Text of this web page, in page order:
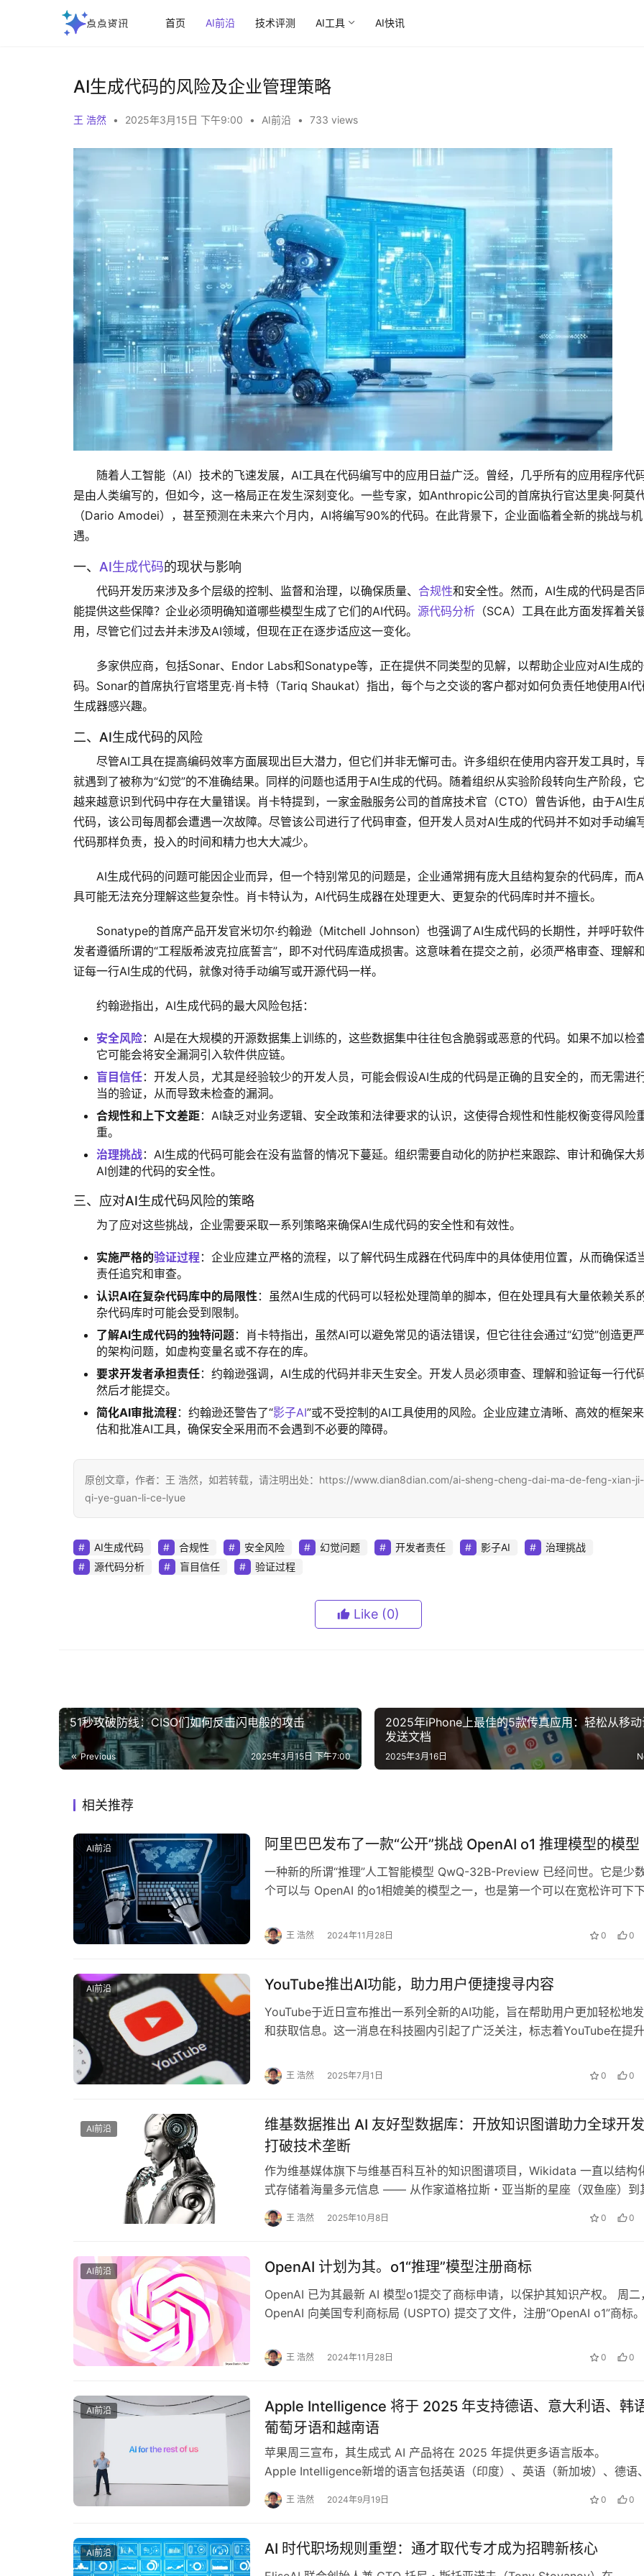
首页 AI前沿 技术评测 AI工具 AI快讯
AI生成代码的风险及企业管理策略
王 浩然 • 2025年3月15日 下午9:00 • AI前沿 • 733 views
随着人工智能（AI）技术的飞速发展，AI工具在代码编写中的应用日益广泛。曾经，几乎所有的应用程序代
是由人类编写的，但如今，这一格局正在发生深刻变化。一些专家，如Anthropic公司的首席执行官达里奥·阿莫
（Dario Amodei），甚至预测在未来六个月内，AI将编写90%的代码。在此背景下，企业面临着全新的挑战与机
遇。
一、 AI生成代码的现状与影响
代码开发历来涉及多个层级的控制、监督和治理，以确保质量、 合规性和安全性。然而，AI生成的代码是否
能提供这些保障？企业必须明确知道哪些模型生成了它们的AI代码。 源代码分析 （SCA）工具在此方面发挥着关
用，尽管它们过去并未涉及AI领域，但现在正在逐步适应这一变化。
多家供应商，包括Sonar、Endor Labs和Sonatype等，正在提供不同类型的见解，以帮助企业应对AI生成
码。Sonar的首席执行官塔里克·肖卡特（Tariq Shaukat）指出，每个与之交谈的客户都对如何负责任地使用AI代
生成器感兴趣。
二、AI生成代码的风险
尽管AI工具在提高编码效率方面展现出巨大潜力，但它们并非无懈可击。许多组织在使用内容开发工具时，
就遇到了被称为“幻觉”的不准确结果。同样的问题也适用于AI生成的代码。随着组织从实验阶段转向生产阶段，
越来越意识到代码中存在大量错误。肖卡特提到，一家金融服务公司的首席技术官（CTO）曾告诉他，由于AI生
代码，该公司每周都会遭遇一次故障。尽管该公司进行了代码审查，但开发人员对AI生成的代码并不如对手动编
代码那样负责，投入的时间和精力也大大减少。
AI生成代码的问题可能因企业而异，但一个特别常见的问题是，企业通常拥有庞大且结构复杂的代码库，而
具可能无法充分理解这些复杂性。肖卡特认为，AI代码生成器在处理更大、更复杂的代码库时并不擅长。
Sonatype的首席产品开发官米切尔·约翰逊（Mitchell Johnson）也强调了AI生成代码的长期性，并呼吁软
发者遵循所谓的“工程版希波克拉底誓言”，即不对代码库造成损害。这意味着在提交之前，必须严格审查、理解
证每一行AI生成的代码，就像对待手动编写或开源代码一样。
约翰逊指出，AI生成代码的最大风险包括：
安全风险：AI是在大规模的开源数据集上训练的，这些数据集中往往包含脆弱或恶意的代码。如果不加以检查
它可能会将安全漏洞引入软件供应链。
盲目信任：开发人员，尤其是经验较少的开发人员，可能会假设AI生成的代码是正确的且安全的，而无需进
当的验证，从而导致未检查的漏洞。
合规性和上下文差距：AI缺乏对业务逻辑、安全政策和法律要求的认识，这使得合规性和性能权衡变得风险
重。
治理挑战：AI生成的代码可能会在没有监督的情况下蔓延。组织需要自动化的防护栏来跟踪、审计和确保大
AI创建的代码的安全性。
三、应对AI生成代码风险的策略
为了应对这些挑战，企业需要采取一系列策略来确保AI生成代码的安全性和有效性。
实施严格的验证过程：企业应建立严格的流程，以了解代码生成器在代码库中的具体使用位置，从而确保适
责任追究和审查。
认识AI在复杂代码库中的局限性：虽然AI生成的代码可以轻松处理简单的脚本，但在处理具有大量依赖关系
杂代码库时可能会受到限制。
了解AI生成代码的独特问题：肖卡特指出，虽然AI可以避免常见的语法错误，但它往往会通过“幻觉”创造更
的架构问题，如虚构变量名或不存在的库。
要求开发者承担责任：约翰逊强调，AI生成的代码并非天生安全。开发人员必须审查、理解和验证每一行代码
然后才能提交。
简化AI审批流程‌：约翰逊还警告了“影子AI”或不受控制的AI工具使用的风险。企业应建立清晰、高效的框架
估和批准AI工具，确保安全采用而不会遇到不必要的障碍。
原创文章，作者：王 浩然，如若转载，请注明出处：https://www.dian8dian.com/ai-sheng-cheng-dai-ma-de-feng-xian-ji-
qi-ye-guan-li-ce-lyue
AI生成代码 合规性 安全风险 幻觉问题 开发者责任 影子AI
治理挑战
源代码分析
盲目信任 验证过程
Like (0)
51秒攻破防线：CISO们如何反击闪电般的攻击
Previous 2025年3月15日 下午7:00
2025年iPhone上最佳的5款传真应用：轻松从移动
发送文档
2025年3月16日
相关推荐
AI前沿 阿里巴巴发布了一款“公开”挑战 OpenAI o1 推理模型的模型
一种新的所谓“推理”人工智能模型 QwQ-32B-Preview 已经问世。它是少
个可以与 OpenAI 的o1相媲美的模型之一，也是第一个可以在宽松许可下
王 浩然 2024年11月28日 0 0
AI前沿 YouTube推出AI功能，助力用户便捷搜寻内容
YouTube于近日宣布推出一系列全新的AI功能，旨在帮助用户更加轻松地
和获取信息。这一消息在科技圈内引起了广泛关注，标志着YouTube在提
王 浩然 2025年7月1日 0 0
AI前沿
维基数据推出 AI 友好型数据库：开放知识图谱助力全球开
打破技术垄断
作为维基媒体旗下与维基百科互补的知识图谱项目，Wikidata 一直以结构
式存储着海量多元信息 —— 从作家道格拉斯・亚当斯的星座（双鱼座）到
品在全球图书馆的分类编号（13…
王 浩然 2025年10月8日 0 0
AI前沿 OpenAI 计划为其。o1“推理”模型注册商标
OpenAI 已为其最新 AI 模型o1提交了商标申请，以保护其知识产权。 周二，
OpenAI 向美国专利商标局 (USPTO) 提交了文件，注册“OpenAI o1”商标
王 浩然 2024年11月28日 0 0
AI前沿
Apple Intelligence 将于 2025 年支持德语、意大利语、韩语
葡萄牙语和越南语
苹果周三宣布，其生成式 AI 产品将在 2025 年提供更多语言版本。
Apple Intelligence新增的语言包括英语（印度）、英语（新加坡）、德语
大利语、韩语、葡萄牙语…
王 浩然 2024年9月19日 0 0
AI前沿 AI 时代职场规则重塑：通才取代专才成为招聘新核心